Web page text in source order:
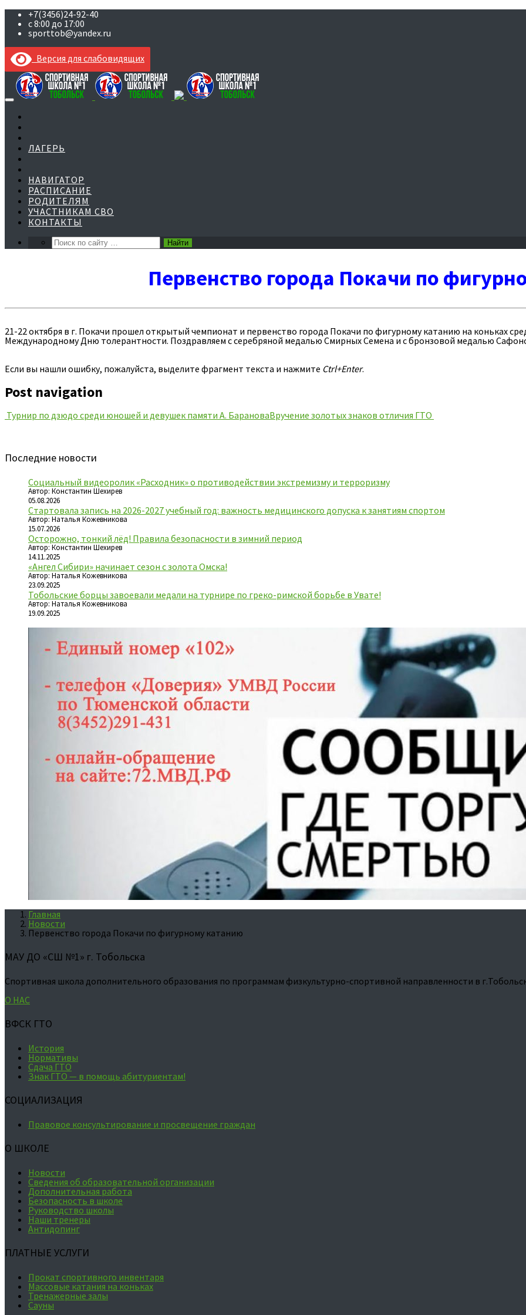
+7(3456)24-92-40
с 8:00 до 17:00
sporttob@yandex.ru
Версия для слабовидящих
Skip
content
ЛАГЕРЬ
НАВИГАТОР
РАСПИСАНИЕ
РОДИТЕЛЯМ
УЧАСТНИКАМ СВО
КОНТАКТЫ
Первенство города Покачи по
21-22 октября в г. Покачи прошел открытый чемпионат и первенство города Покачи по фигурному катанию на коньках
Международному Дню толерантности. Поздравляем с серебряной медалью Смирных Семена и с бронзовой медалью
Если вы нашли ошибку, пожалуйста, выделите фрагмент текста и нажмите Ctrl+Enter.
Post navigation
Турнир по дзюдо среди юношей и девушек памяти А. БарановаВручение золотых знаков отличия ГТО
Последние новости
Социальный видеоролик «Расходник» о противодействии экстремизму и терроризму
Автор: Константин Шехирев
05.08.2026
Стартовала запись на 2026-2027 учебный год: важность медицинского допуска к занятиям спортом
Автор: Наталья Кожевникова
15.07.2026
Осторожно, тонкий лёд! Правила безопасности в зимний период
Автор: Константин Шехирев
14.11.2025
«Ангел Сибири» начинает сезон с золота Омска!
Автор: Наталья Кожевникова
23.09.2025
Тобольские борцы завоевали медали на турнире по греко-римской борьбе в Увате!
Автор: Наталья Кожевникова
19.09.2025
Главная
Новости
Первенство города Покачи по фигурному катанию
МАУ ДО «СШ №1» г. Тобольска
Спортивная школа дополнительного образования по программам физкультурно-спортивной направленности в
О НАС
ВФСК ГТО
История
Нормативы
Сдача ГТО
Знак ГТО — в помощь абитуриентам!
СОЦИАЛИЗАЦИЯ
Правовое консультирование и просвещение граждан
О ШКОЛЕ
Новости
Сведения об образовательной организации
Дополнительная работа
Безопасность в школе
Руководство школы
Наши тренеры
Антидопинг
ПЛАТНЫЕ УСЛУГИ
Прокат спортивного инвентаря
Массовые катания на коньках
Тренажерные залы
Сауны